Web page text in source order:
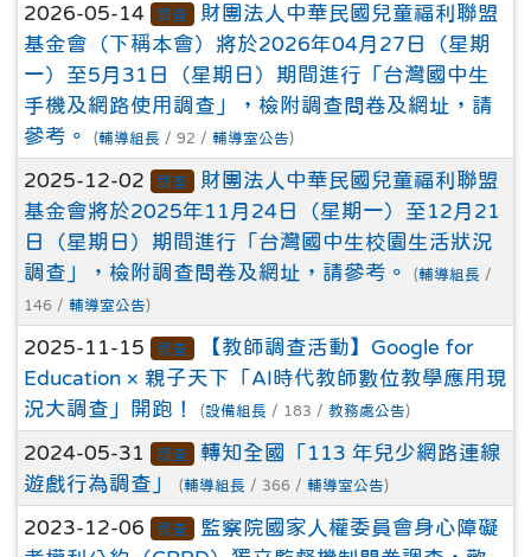
2026-05-14 調查
財團法人中華民國兒童福利聯盟
基金會（下稱本會）將於2026年04月27日（星期
一）至5月31日（星期日）期間進行「台灣國中生
手機及網路使用調查」，檢附調查問卷及網址，請
參考。
(輔導組長 / 92 / 輔導室公告)
2025-12-02 調查
財團法人中華民國兒童福利聯盟
基金會將於2025年11月24日（星期一）至12月21
日（星期日）期間進行「台灣國中生校園生活狀況
調查」，檢附調查問卷及網址，請參考。
(輔導組長 /
146 / 輔導室公告)
2025-11-15 調查
【教師調查活動】Google for
Education × 親子天下「AI時代教師數位教學應用現
況大調查」開跑！
(設備組長 / 183 / 教務處公告)
2024-05-31 調查
轉知全國「113 年兒少網路連線
遊戲行為調查」
(輔導組長 / 366 / 輔導室公告)
2023-12-06 調查
監察院國家人權委員會身心障礙